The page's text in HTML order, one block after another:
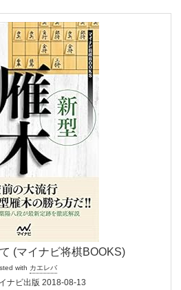
(マイナビ将棋BOOKS)
with カエレバ
ナビ出版 2018-08-13